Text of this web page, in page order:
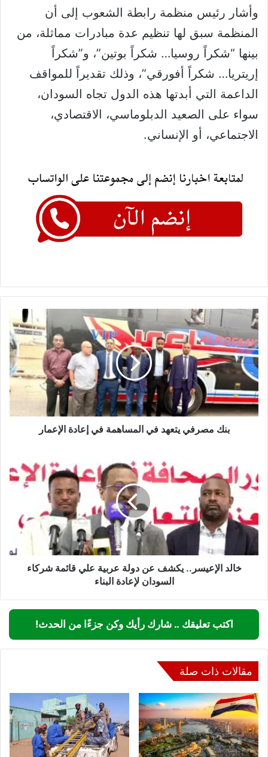
وأشار رئيس منظمة رابطة الشعوب إلى أن
المنظمة سبق لها تنظيم عدة مبادرات مماثلة، من
بينها “شكراً روسيا… شكراً بوتين”، و”شكراً
إريتريا… شكراً أفورقي”، وذلك تقديراً للمواقف
الداعمة التي أبدتها هذه الدول تجاه السودان،
سواء على الصعيد الدبلوماسي، الاقتصادي،
الاجتماعي، أو الإنساني.
بنك
مصرفي
يتعهد
في
المساهمة
في
إعادة
الإعمار
بنك مصرفي يتعهد في المساهمة في إعادة الإعمار
الإعيسر..
يكشف
عن
عربية
علي
شركاء
السودانخالد الإعيسر.. يكشف عن دولة عربية علي قائمة شركاء
السودان لإعادة البناء
اكتب تعليقك .. شارك رأيك وكن جزءًا من الحدث!
مقالات ذات صلة